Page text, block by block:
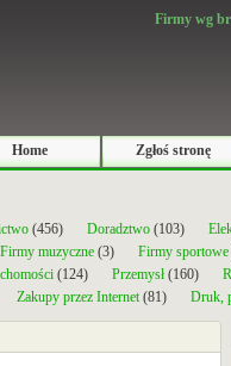
Firmy wg
Home Zgłoś stronę
(456) Doradztwo (103)
Firmy muzyczne (3) Firmy sportowe
(124) Przemysł(160)
Zakupy przez Internet(81) Druk,